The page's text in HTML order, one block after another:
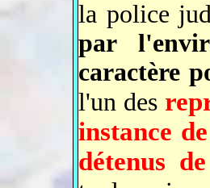
la police
par
caractère
l'un des
instance
détenus